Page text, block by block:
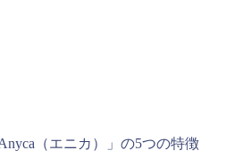
（エニカ）」の5つの特徴